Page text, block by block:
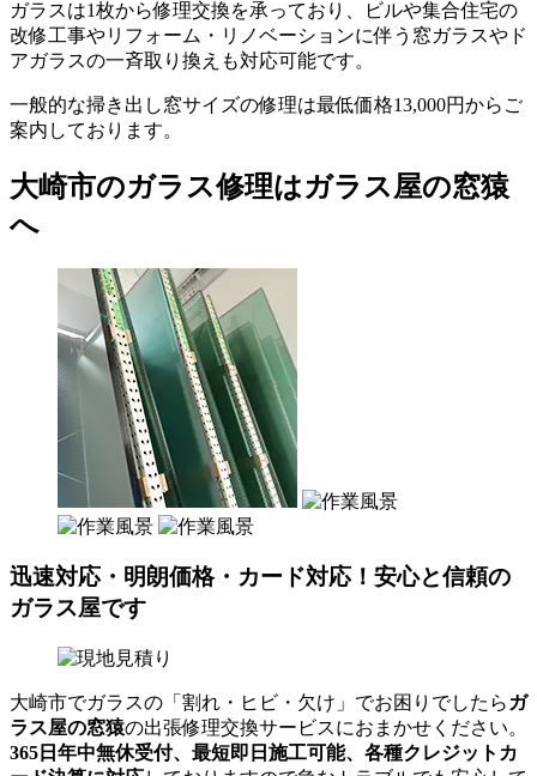
ガラスは1枚から修理交換を承っており、ビルや集合住宅の
改修工事やリフォーム・リノベーションに伴う窓ガラスやド
アガラスの一斉取り換えも対応可能です。
一般的な掃き出し窓サイズの修理は最低価格13,000円からご
案内しております。
大崎市のガラス修理はガラス屋の窓猿
へ
迅速対応・明朗価格・カード対応！安心と信頼の
ガラス屋です
大崎市でガラスの「割れ・ヒビ・欠け」でお困りでしたら ガ
ラス屋の窓猿の出張修理交換サービスにおまかせください。
365日年中無休受付、最短即日施工可能、各種クレジットカ